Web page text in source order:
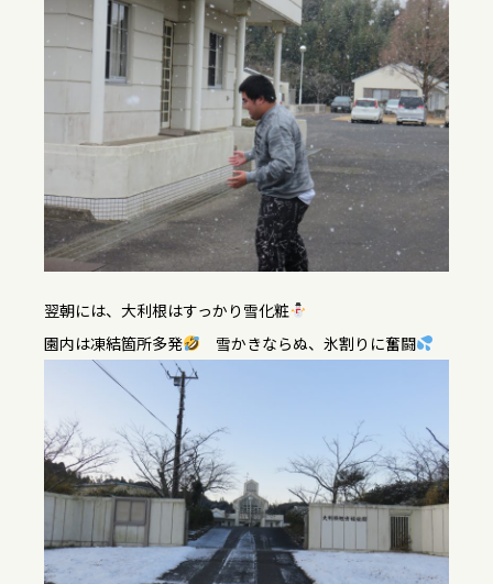
翌朝には、大利根はすっかり雪化粧
園内は凍結箇所多発
雪かきならぬ、氷割りに奮闘